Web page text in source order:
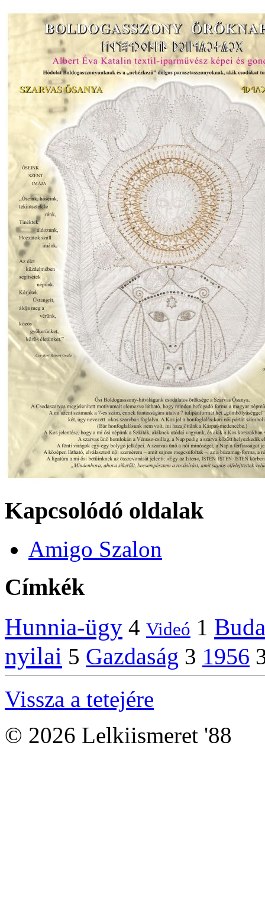
Kapcsolódó oldalak
Amigo Szalon
Címkék
Hunnia-ügy 4 Videó 1
nyilai 5 Gazdaság 3 1956
Vissza a tetejére
© 2026 Lelkiismeret '88